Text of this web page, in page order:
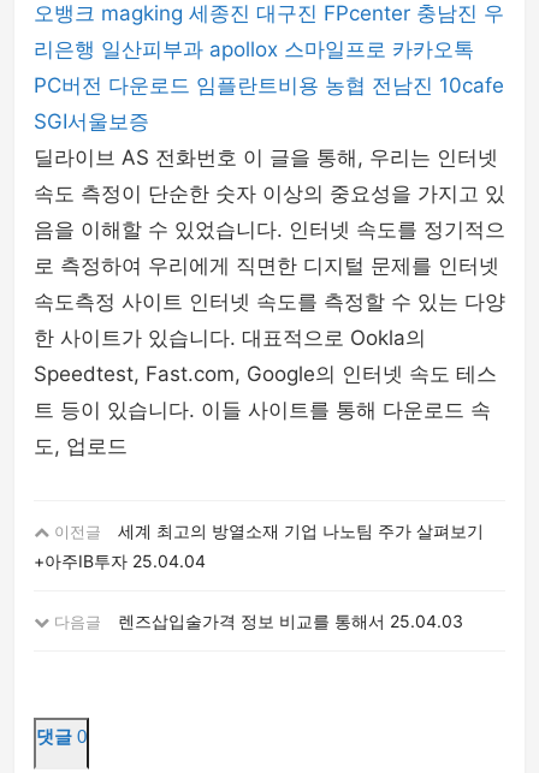
오뱅크 magking 세종진 대구진 FPcenter 충남진 우
리은행 일산피부과 apollox 스마일프로 카카오톡
PC버전 다운로드 임플란트비용 농협 전남진 10cafe
SGI서울보증
딜라이브 AS 전화번호 이 글을 통해, 우리는 인터넷
속도 측정이 단순한 숫자 이상의 중요성을 가지고 있
음을 이해할 수 있었습니다. 인터넷 속도를 정기적으
로 측정하여 우리에게 직면한 디지털 문제를 인터넷
속도측정 사이트 인터넷 속도를 측정할 수 있는 다양
한 사이트가 있습니다. 대표적으로 Ookla의
Speedtest, Fast.com, Google의 인터넷 속도 테스
트 등이 있습니다. 이들 사이트를 통해 다운로드 속
도, 업로드
이전글
세계 최고의 방열소재 기업 나노팀 주가 살펴보기
+아주IB투자 25.04.04
다음글 렌즈삽입술가격 정보 비교를 통해서 25.04.03
댓글 0